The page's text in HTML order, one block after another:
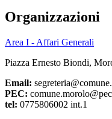
Organizzazioni
Area I - Affari Generali
Piazza Ernesto Biondi,
Email:
PEC:
tel: 0775806002 int.1